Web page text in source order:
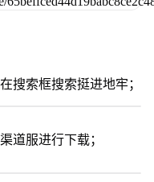
搜索框搜索挺进地牢；
道服进行下载；